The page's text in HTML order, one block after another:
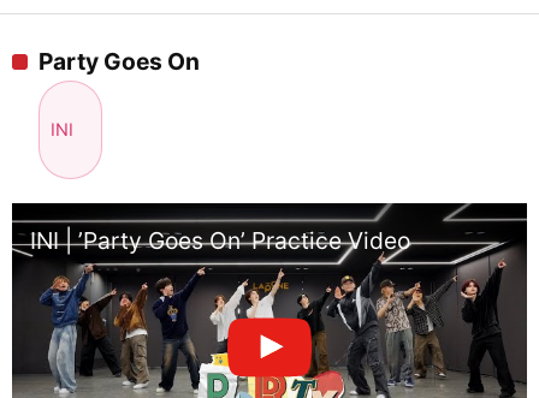
Party Goes On
INI
INI | ’Party Goes On’ Practice Video